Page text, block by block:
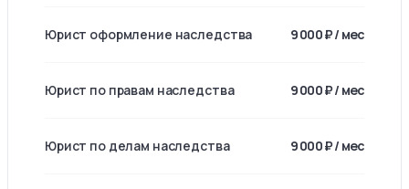
Юрист оформление наследства 9 000 ₽ / мес
Юрист по правам наследства 9 000 ₽ / мес
Юрист по делам наследства 9 000 ₽ / мес